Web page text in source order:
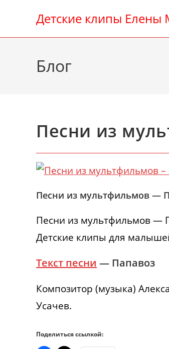
Детские клипы
Блог
Песни из
Песни из мультфильмов —
Песни из мультфильмов —
Детские клипы для
Текст песни — Папавоз
Композитор (музыка)
Усачев.
Поделиться ссылкой: